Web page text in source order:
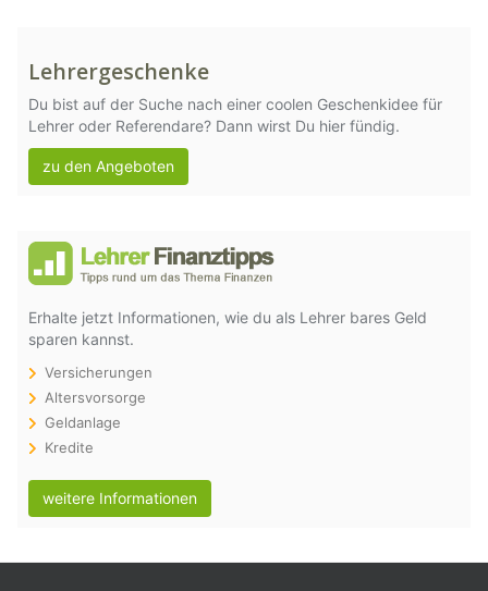
Lehrergeschenke
Du bist auf der Suche nach einer coolen Geschenkidee für
Lehrer oder Referendare? Dann wirst Du hier fündig.
zu den Angeboten
Erhalte jetzt Informationen, wie du als Lehrer bares Geld
sparen kannst.
Versicherungen
Altersvorsorge
Geldanlage
Kredite
weitere Informationen